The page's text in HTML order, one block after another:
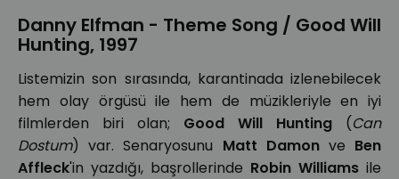
Danny Elfman - Theme Song / Good Will
Hunting, 1997
Listemizin son sırasında, karantinada izlenebilecek
hem olay örgüsü ile hem de müzikleriyle en iyi
filmlerden biri olan; Good Will Hunting (Can
Dostum) var. Senaryosunu Matt Damon ve Ben
Affleck'in yazdığı, başrollerinde Robin Williams ile